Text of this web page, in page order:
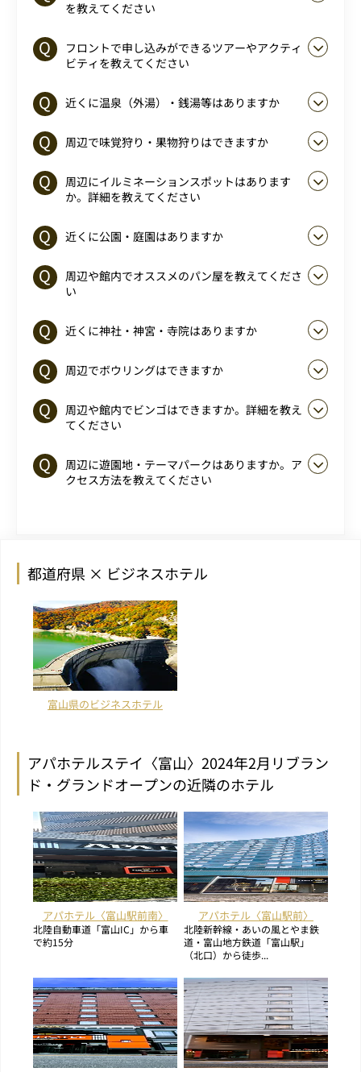
を教えてください
フロントで申し込みができるツアーやアクティ
ビティを教えてください
近くに温泉（外湯）・銭湯等はありますか
周辺で味覚狩り・果物狩りはできますか
周辺にイルミネーションスポットはあります
か。詳細を教えてください
近くに公園・庭園はありますか
周辺や館内でオススメのパン屋を教えてくださ
い
近くに神社・神宮・寺院はありますか
周辺でボウリングはできますか
周辺や館内でビンゴはできますか。詳細を教え
てください
周辺に遊園地・テーマパークはありますか。ア
クセス方法を教えてください
都道府県 × ビジネスホテル
富山県のビジネスホテル
アパホテルステイ〈富山〉2024年2月リブラン
ド・グランドオープンの近隣のホテル
アパホテル〈富山駅前南〉
北陸自動車道「富山IC」から車
で約15分
アパホテル〈富山駅前〉
北陸新幹線・あいの風とやま鉄
道・富山地方鉄道「富山駅」
（北口）から徒歩...